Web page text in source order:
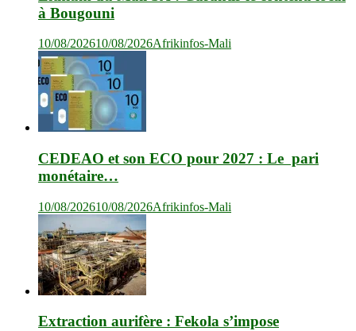
à Bougouni
10/08/202610/08/2026Afrikinfos-Mali
CEDEAO et son ECO pour 2027 : Le pari
monétaire…
10/08/202610/08/2026Afrikinfos-Mali
Extraction aurifère : Fekola s’impose